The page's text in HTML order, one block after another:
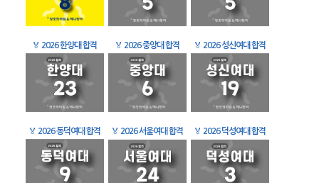
🏅 2026 한양대 합격 🏅 2026 중앙대 합격 🏅 2026 성신여대 합격
🏅 2026 동덕여대 합격 🏅 2026 서울여대 합격 🏅 2026 덕성여대 합격